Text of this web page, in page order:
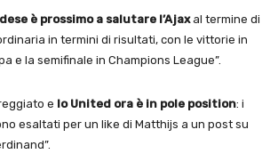
è prossimo a salutare l’Ajaxal termine di
in termini di risultati, con le vittorie in
e la semifinale in Champions League”.
e lo United ora è in pole position: i
esaltati per un like di Matthijs a un post su